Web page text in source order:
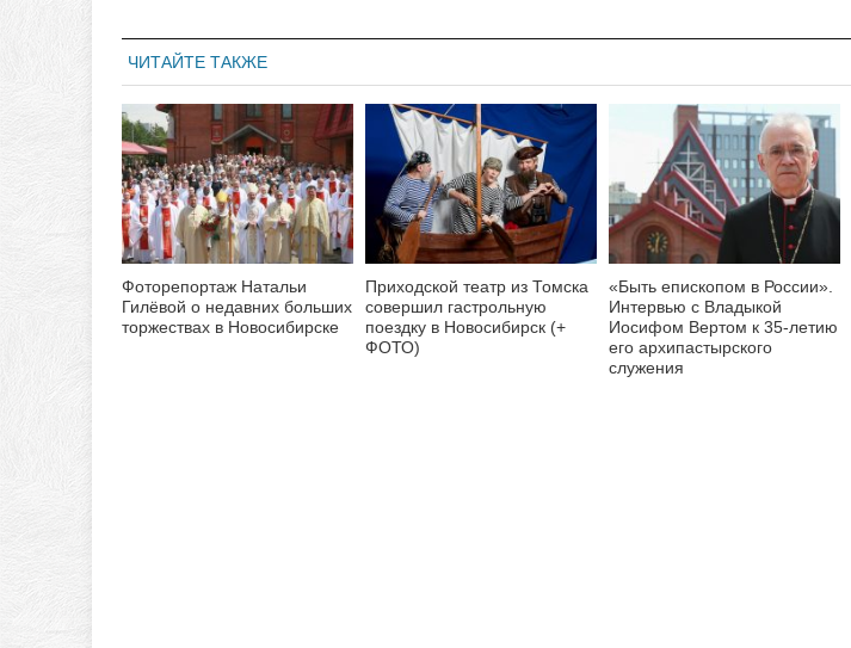
ЧИТАЙТЕ ТАКЖЕ
Фоторепортаж Натальи
Гилёвой о недавних больших
торжествах в Новосибирске
Приходской театр из Томска
совершил гастрольную
поездку в Новосибирск (+
ФОТО)
«Быть епископом в России».
Интервью с Владыкой
Иосифом Вертом к 35-летию
его архипастырского
служения